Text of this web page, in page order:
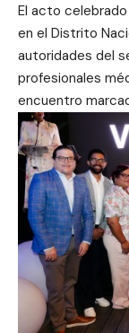
El acto
en el Distrito
autoridades del
profesionales
encuentro